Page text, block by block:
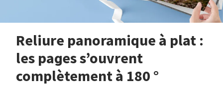
Reliure panoramique à plat :
les pages s’ouvrent
complètement à 180 °